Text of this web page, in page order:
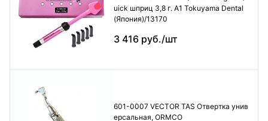
uick шприц 3,8 г. А1 Tokuyama Dental
(Япония)/13170
3 416 руб./шт
601-0007 VECTOR TAS Отвертка унив
ерсальная, ORMCO